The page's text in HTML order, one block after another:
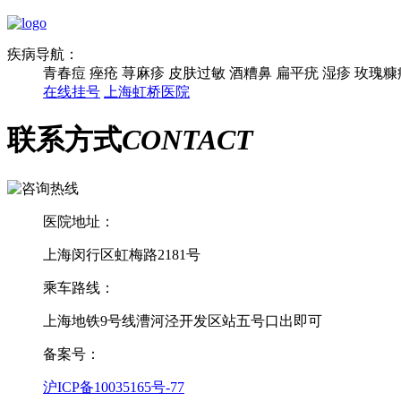
疾病导航：
青春痘 痤疮 荨麻疹 皮肤过敏 酒糟鼻 扁平疣 湿疹 玫瑰糠
在线挂号
上海虹桥医院
联系方式CONTACT
医院地址：
上海闵行区虹梅路2181号
乘车路线：
上海地铁9号线漕河泾开发区站五号口出即可
备案号：
沪ICP备10035165号-77